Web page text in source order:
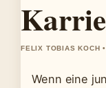
FELIX TOBIAS KOCH
Wenn eine